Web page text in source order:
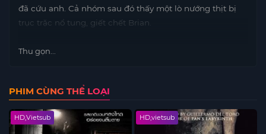
đã cứu anh. Cả nhóm sau đó thấy một lò nướng thịt bị
trục trặc nổ tung, giết chết Brian.
Thu gọn...
PHIM CÙNG THỂ LOẠI
HD,Vietsub HD,vietsub